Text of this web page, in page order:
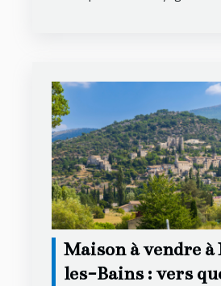
Maison à vendre
les-Bains : vers